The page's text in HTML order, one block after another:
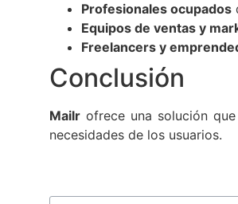
Profesionales ocupados
Equipos de ventas y
Freelancers y
Conclusión
Mailr ofrece una solución
necesidades de los usuarios.